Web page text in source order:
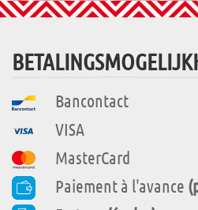
Bancontact
VISA
MasterCard
Paiement à l'avance